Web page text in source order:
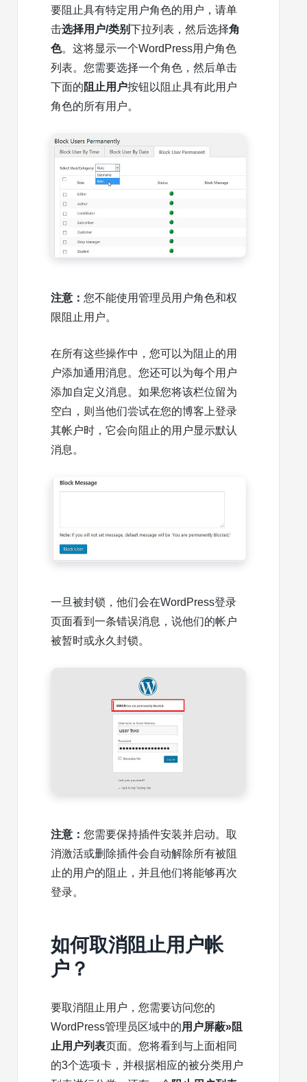
要阻止具有特定用户角色的用户 ，请单
击选择用户/类别下拉列表，然后选择角
色。这将显示一个WordPress用户角色
列表。您需要选择一个角色，然后单击
下面的阻止用户按钮以阻止具有此用户
角色的所有用户。
注意： 您不能使用管理员用户角色和权
限阻止用户。
在所有这些操作中，您可以为阻止的用
户添加通用消息。您还可以为每个用户
添加自定义消息。如果您将该栏位留为
空白，则当他们尝试在您的博客上登录
其帐户时，它会向阻止的用户显示默认
消息。
一旦被封锁，他们会在WordPress登录
页面看到一条错误消息，说他们的帐户
被暂时或永久封锁。
注意： 您需要保持插件安装并启动。取
消激活或删除插件会自动解除所有被阻
止的用户的阻止，并且他们将能够再次
登录。
如何取消阻止用户帐
户？
要取消阻止用户，您需要访问您的
WordPress管理员区域中的用户屏蔽»阻
止用户列表页面。您将看到与上面相同
的3个选项卡，并根据相应的被分类用户